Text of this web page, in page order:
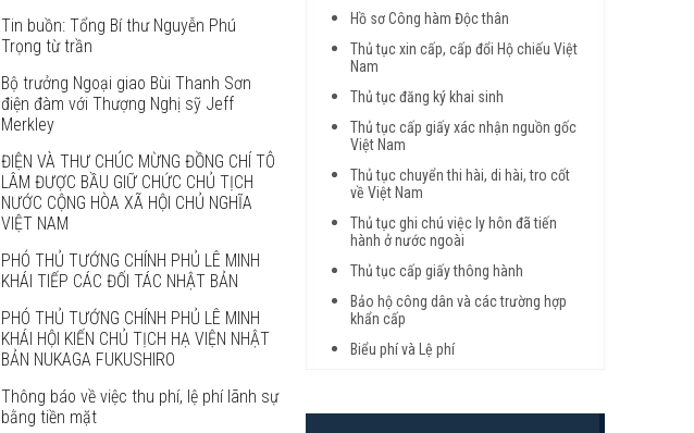
Tin buồn: Tổng Bí thư Nguyễn Phú
Trọng từ trần
Bộ trưởng Ngoại giao Bùi Thanh Sơn
điện đàm với Thượng Nghị sỹ Jeff
Merkley
ĐIỆN VÀ THƯ CHÚC MỪNG ĐỒNG CHÍ TÔ
LÂM ĐƯỢC BẦU GIỮ CHỨC CHỦ TỊCH
NƯỚC CỘNG HÒA XÃ HỘI CHỦ NGHĨA
VIỆT NAM
PHÓ THỦ TƯỚNG CHÍNH PHỦ LÊ MINH
KHÁI TIẾP CÁC ĐỐI TÁC NHẬT BẢN
PHÓ THỦ TƯỚNG CHÍNH PHỦ LÊ MINH
KHÁI HỘI KIẾN CHỦ TỊCH HẠ VIỆN NHẬT
BẢN NUKAGA FUKUSHIRO
Thông báo về việc thu phí, lệ phí lãnh sự
bằng tiền mặt
Hồ sơ Công hàm Độc thân
Thủ tục xin cấp, cấp đổi Hộ chiếu Việt
Nam
Thủ tục đăng ký khai sinh
Thủ tục cấp giấy xác nhận nguồn gốc
Việt Nam
Thủ tục chuyển thi hài, di hài, tro cốt
về Việt Nam
Thủ tục ghi chú việc ly hôn đã tiến
hành ở nước ngoài
Thủ tục cấp giấy thông hành
Bảo hộ công dân và các trường hợp
khẩn cấp
Biểu phí và Lệ phí